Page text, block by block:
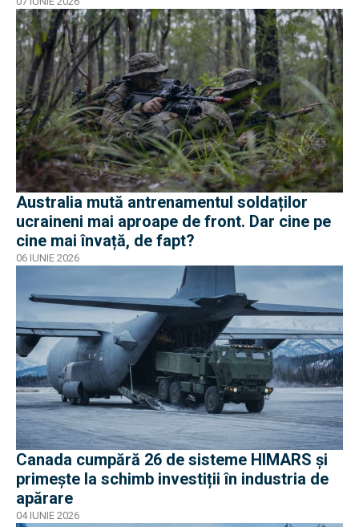
Australia mută antrenamentul soldaților
ucraineni mai aproape de front. Dar cine pe
cine mai învață, de fapt?
06 IUNIE 2026
Canada cumpără 26 de sisteme HIMARS și
primește la schimb investiții în industria de
apărare
04 IUNIE 2026